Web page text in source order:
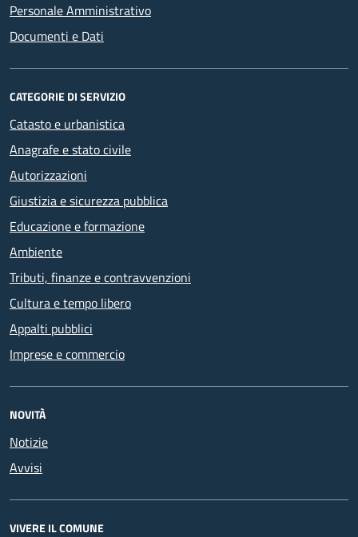
Personale Amministrativo
Documenti e Dati
CATEGORIE DI SERVIZIO
Catasto e urbanistica
Anagrafe e stato civile
Autorizzazioni
Giustizia e sicurezza pubblica
Educazione e formazione
Ambiente
Tributi, finanze e contravvenzioni
Cultura e tempo libero
Appalti pubblici
Imprese e commercio
NOVITÀ
Notizie
Avvisi
VIVERE IL COMUNE